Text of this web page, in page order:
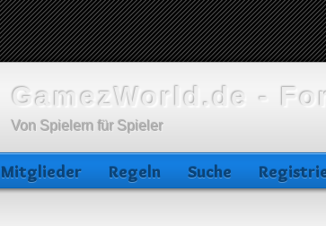
GamezWorld.de -
Von Spielern für Spieler
Mitglieder Regeln Suche